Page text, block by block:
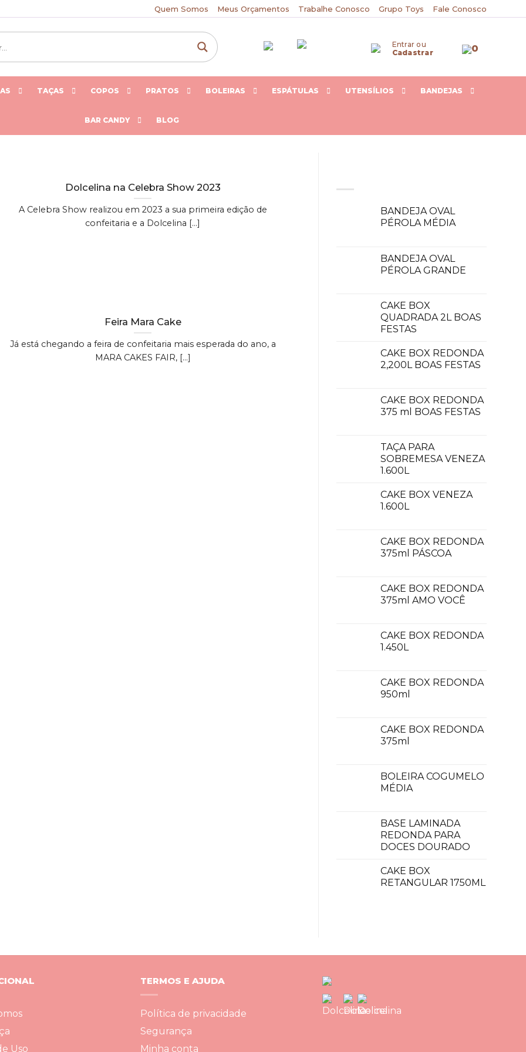
Quem Somos Meus Orçamentos Trabalhe Conosco Grupo Toys Fale Conosco
Entrar ou
Cadastrar
0
TAÇAS COPOS PRATOS BOLEIRAS ESPÁTULAS UTENSÍLIOS BANDEJAS
BAR CANDY BLOG
Dolcelina na Celebra Show 2023
A Celebra Show realizou em 2023 a sua primeira edição de
confeitaria e a Dolcelina [...]
Feira Mara Cake
Já está chegando a feira de confeitaria mais esperada do ano, a
MARA CAKES FAIR, [...]
BANDEJA OVAL
PÉROLA MÉDIA
BANDEJA OVAL
PÉROLA GRANDE
CAKE BOX
QUADRADA 2L BOAS
FESTAS
CAKE BOX REDONDA
2,200L BOAS FESTAS
CAKE BOX REDONDA
375 ml BOAS FESTAS
TAÇA PARA
SOBREMESA VENEZA
1.600L
CAKE BOX VENEZA
1.600L
CAKE BOX REDONDA
375ml PÁSCOA
CAKE BOX REDONDA
375ml AMO VOCÊ
CAKE BOX REDONDA
1.450L
CAKE BOX REDONDA
950ml
CAKE BOX REDONDA
375ml
BOLEIRA COGUMELO
MÉDIA
BASE LAMINADA
REDONDA PARA
DOCES DOURADO
CAKE BOX
RETANGULAR 1750ML
Uso
TERMOS E AJUDA
Política de privacidade
Segurança
Minha conta